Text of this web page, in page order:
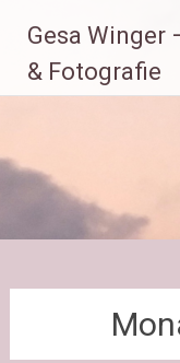
Inhalt
springen
Gesa Winger
& Fotografie